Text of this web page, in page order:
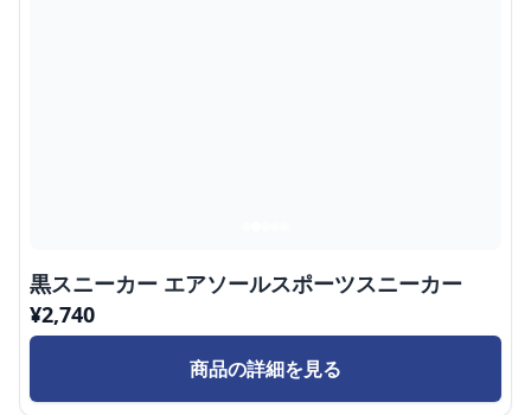
黒スニーカー エアソールスポーツスニーカー
¥2,740
商品の詳細を見る